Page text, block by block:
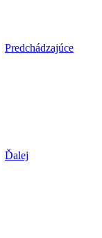
Predchádzajúce
Ďalej